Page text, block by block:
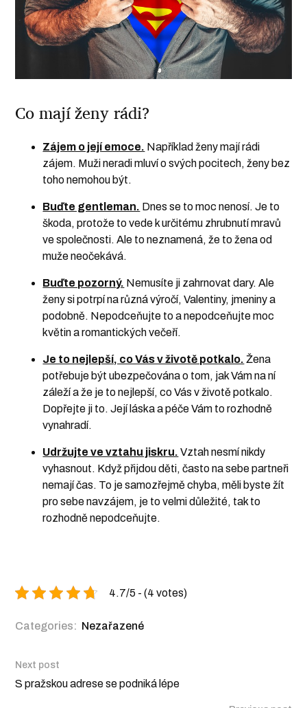
Co mají ženy rádi?
Zájem o její emoce. Například ženy mají rádi
zájem. Muži neradi mluví o svých pocitech, ženy bez
toho nemohou být.
Buďte gentleman. Dnes se to moc nenosí. Je to
škoda, protože to vede k určitému zhrubnutí mravů
ve společnosti. Ale to neznamená, že to žena od
muže neočekává.
Buďte pozorný. Nemusíte ji zahrnovat dary. Ale
ženy si potrpí na různá výročí, Valentiny, jmeniny a
podobně. Nepodceňujte to a nepodceňujte moc
květin a romantických večeří.
Je to nejlepší, co Vás v životě potkalo. Žena
potřebuje být ubezpečována o tom, jak Vám na ní
záleží a že je to nejlepší, co Vás v životě potkalo.
Dopřejte ji to. Její láska a péče Vám to rozhodně
vynahradí.
Udržujte ve vztahu jiskru. Vztah nesmí nikdy
vyhasnout. Když přijdou děti, často na sebe partneři
nemají čas. To je samozřejmě chyba, měli byste žít
pro sebe navzájem, je to velmi důležité, tak to
rozhodně nepodceňujte.
4.7/5 - (4 votes)
Categories: Nezařazené
Next post
S pražskou adrese se podniká lépe